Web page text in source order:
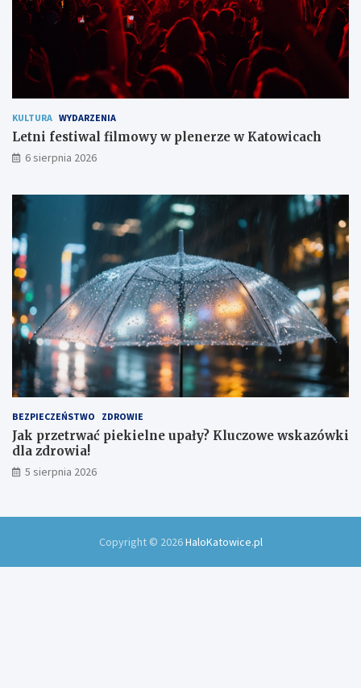
KULTURA WYDARZENIA
Letni festiwal filmowy w plenerze w Katowicach
6 sierpnia 2026
BEZPIECZEŃSTWO ZDROWIE
Jak przetrwać piekielne upały? Kluczowe wskazówki
dla zdrowia!
5 sierpnia 2026
Copyright © 2026HaloKatowice.pl